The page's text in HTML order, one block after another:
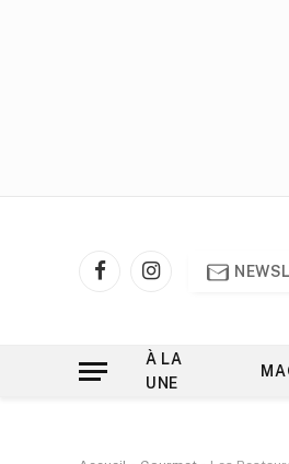
FacebookInstagram
À LA
UNE